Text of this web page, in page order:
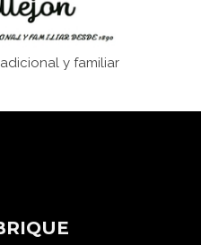
y familiar